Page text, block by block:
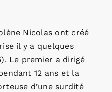
Nicolas ont créé
il y a quelques
Le premier a dirigé
12 ans et la
d’une surdité